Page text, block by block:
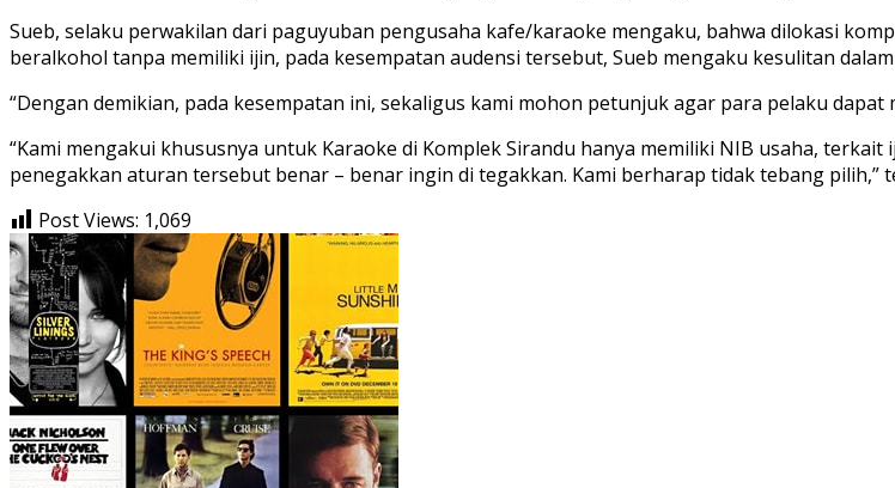
Sueb, selaku perwakilan dari paguyuban pengusaha kafe/karaoke mengaku, bahwa dilokasi
beralkohol tanpa memiliki ijin, pada kesempatan audensi tersebut, Sueb mengaku kesulitan
“Dengan demikian, pada kesempatan ini, sekaligus kami mohon petunjuk agar para pelaku
“Kami mengakui khususnya untuk Karaoke di Komplek Sirandu hanya memiliki NIB usaha,
penegakkan aturan tersebut benar – benar ingin di tegakkan. Kami berharap tidak tebang pilih,”
Post Views: 1,069